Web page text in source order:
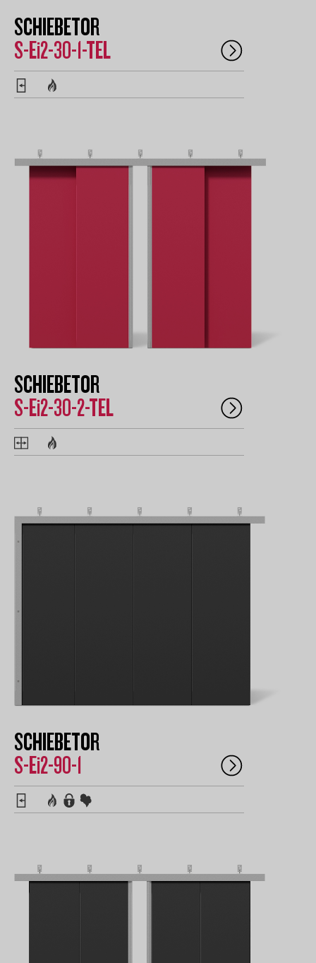
SCHIEBETOR
S-Ei2-30-1-TEL
SCHIEBETOR
S-Ei2-30-2-TEL
SCHIEBETOR
S-Ei2-90-1